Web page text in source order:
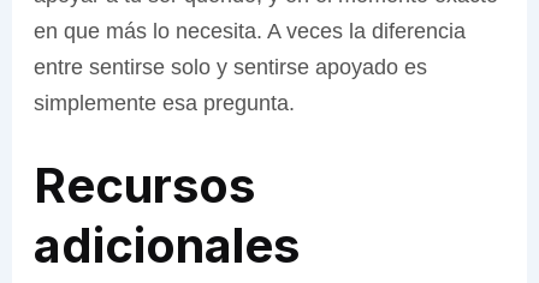
en que más lo necesita. A veces la diferencia
entre sentirse solo y sentirse apoyado es
simplemente esa pregunta.
Recursos
adicionales